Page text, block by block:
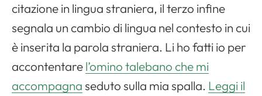
citazione in lingua straniera, il terzo infine
segnala un cambio di lingua nel contesto in cui
è inserita la parola straniera. Li ho fatti io per
accontentarel’omino talebano che mi
accompagnaseduto sulla mia spalla. Leggi il